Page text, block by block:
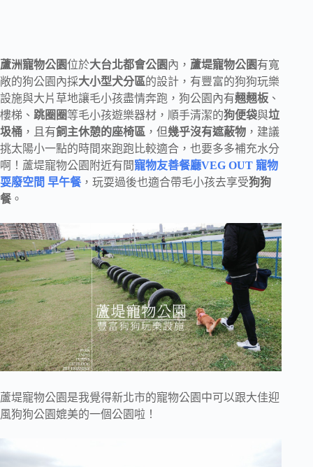
蘆洲寵物公園位於大台北都會公園內， 蘆堤寵物公園有寬
敞的狗公園內採大小型犬分區的設計，有豐富的狗狗玩樂
設施與大片草地讓毛小孩盡情奔跑，狗公園內有翹翹板 、
樓梯、 跳圈圈等毛小孩遊樂器材，順手清潔的狗便袋與垃
圾桶 ，且有飼主休憩的座椅區 ，但幾乎沒有遮蔽物 ，建議
挑太陽小一點的時間來跑跑比較適合，也要多多補充水分
啊！蘆堤寵物公園附近有間寵物友善餐廳VEG OUT 寵物
耍廢空間 早午餐，玩耍過後也適合帶毛小孩去享受狗狗
餐 。
蘆堤寵物公園是我覺得新北市的寵物公園中可以跟大佳迎
風狗狗公園媲美的一個公園啦！